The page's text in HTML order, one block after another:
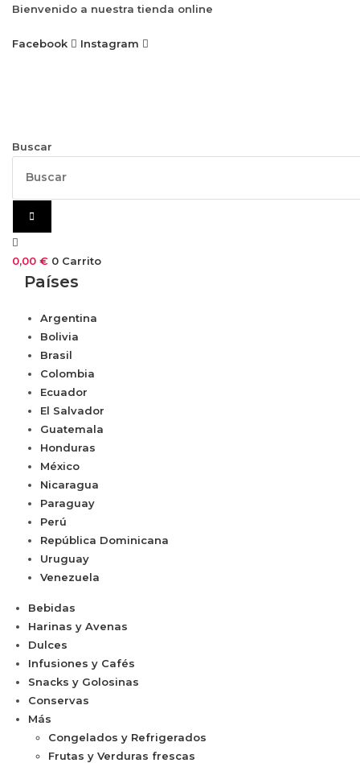
contenido
Bienvenido a nuestra tienda online
Facebook Instagram
Buscar
0,00 € 0 Carrito
Países
Argentina
Bolivia
Brasil
Colombia
Ecuador
El Salvador
Guatemala
Honduras
México
Nicaragua
Paraguay
Perú
República Dominicana
Uruguay
Venezuela
Bebidas
Harinas y Avenas
Dulces
Infusiones y Cafés
Snacks y Golosinas
Conservas
Más
Congelados y Refrigerados
Frutas y Verduras frescas